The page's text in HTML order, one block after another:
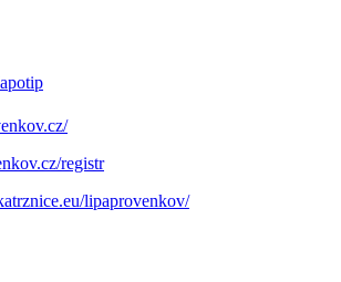
registr
lipaprovenkov/